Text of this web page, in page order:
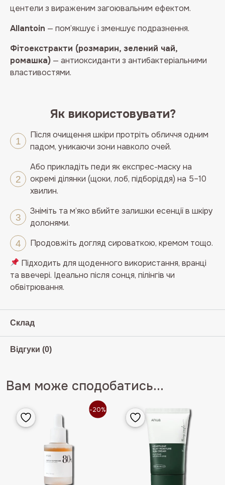
центели з вираженим загоювальним ефектом.
Allantoin — пом’якшує і зменшує подразнення.
Фітоекстракти (розмарин, зелений чай,
ромашка) — антиоксиданти з антибактеріальними
властивостями.
Як використовувати?
Після очищення шкіри протріть обличчя одним
падом, уникаючи зони навколо очей.
Або прикладіть педи як експрес-маску на
окремі ділянки (щоки, лоб, підборіддя) на 5–10
хвилин.
Зніміть та м’яко вбийте залишки есенції в шкіру
долонями.
Продовжіть догляд сироваткою, кремом тощо.
Підходить для щоденного використання, вранці
та ввечері. Ідеально після сонця, пілінгів чи
обвітрювання.
Склад
Відгуки (0)
Вам може сподобатись...
-20%